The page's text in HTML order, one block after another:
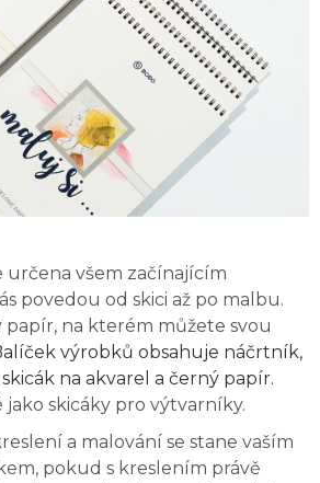
určena všem začínajícím
povedou od skici až po malbu.
papír, na kterém můžete svou
výrobků obsahuje náčrtník,
na akvarel a černý papír.
skicáky pro výtvarníky.
a malování se stane vaším
pokud s kreslením právě